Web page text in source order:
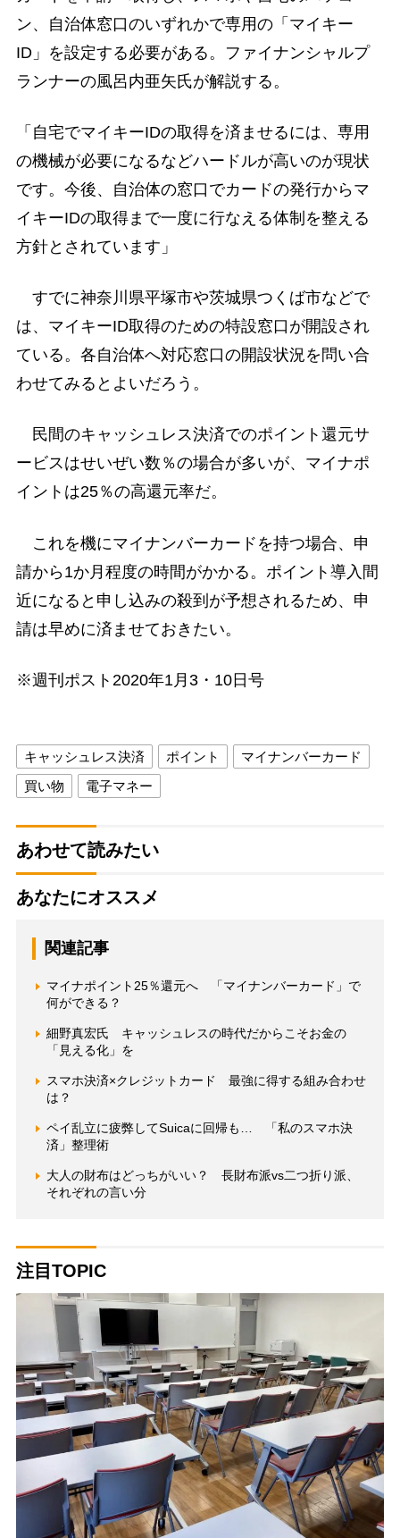
ン、自治体窓口のいずれかで専用の「マイキー
ID」を設定する必要がある。ファイナンシャルプ
ランナーの風呂内亜矢氏が解説する。
「自宅でマイキーIDの取得を済ませるには、専用
の機械が必要になるなどハードルが高いのが現状
です。今後、自治体の窓口でカードの発行からマ
イキーIDの取得まで一度に行なえる体制を整える
方針とされています」
すでに神奈川県平塚市や茨城県つくば市などで
は、マイキーID取得のための特設窓口が開設され
ている。各自治体へ対応窓口の開設状況を問い合
わせてみるとよいだろう。
民間のキャッシュレス決済でのポイント還元サ
ービスはせいぜい数％の場合が多いが、マイナポ
イントは25％の高還元率だ。
これを機にマイナンバーカードを持つ場合、申
請から1か月程度の時間がかかる。ポイント導入間
近になると申し込みの殺到が予想されるため、申
請は早めに済ませておきたい。
※週刊ポスト2020年1月3・10日号
キャッシュレス決済 ポイント
マイナンバーカード
買い物
電子マネー
あわせて読みたい
あなたにオススメ
関連記事
マイナポイント25％還元へ 「マイナンバーカード」で
何ができる？
細野真宏氏 キャッシュレスの時代だからこそお金の
「見える化」を
スマホ決済×クレジットカード 最強に得する組み合わせ
は？
ペイ乱立に疲弊してSuicaに回帰も… 「私のスマホ決
済」整理術
大人の財布はどっちがいい？ 長財布派vs二つ折り派、
それぞれの言い分
注目TOPIC